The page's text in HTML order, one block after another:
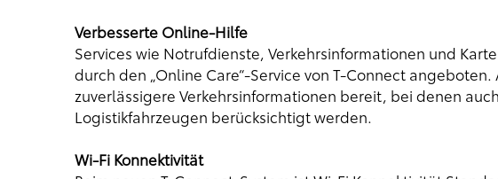
Verbesserte Online-Hilfe
Services wie Notrufdienste, Verkehrsinformationen und
durch den „Online Care“-Service von T-Connect angeboten.
zuverlässigere Verkehrsinformationen bereit, bei denen
Logistikfahrzeugen berücksichtigt werden.
Wi-Fi Konnektivität